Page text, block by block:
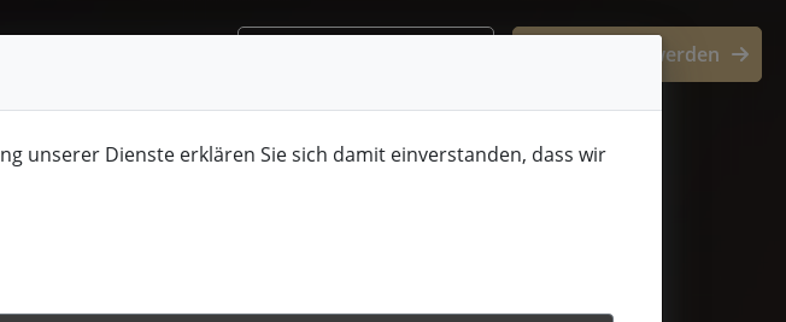
Jetzt Mitglied werden
unserer Dienste erklären Sie sich damit einverstanden, dass wir